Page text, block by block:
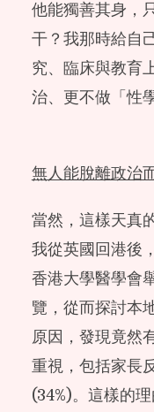
他能獨善其身，
干？我那時給自
究、臨床與教育
治、更不做「性
無人能脫離政治
當然，這樣天真
我從英國回港後
香港大學醫學會
覽，從而探討本
原因，發現竟然
重視，包括家長
(34%)。這樣的